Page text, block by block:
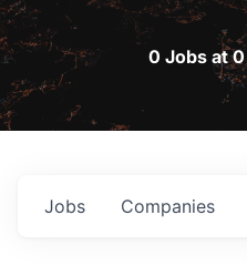
0 Jobs at
Jobs Companies